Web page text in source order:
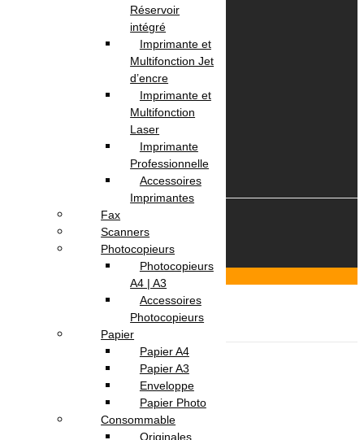
Votre Compte
Suivi commande
© 2026 OmegaNet.tn
Informatique
Ordinateur Portable
Pc Portable
Pc Portable Gamer
Pc Portable Pro
Ordinateur de Bureau
Réservoir
intégré
Imprimante et
Multifonction Jet
d’encre
Imprimante et
Multifonction
Laser
Imprimante
Professionnelle
Accessoires
Imprimantes
Fax
Scanners
Photocopieurs
Photocopieurs
A4 | A3
Accessoires
Photocopieurs
Papier
Papier A4
Papier A3
Enveloppe
Papier Photo
Consommable
Originales